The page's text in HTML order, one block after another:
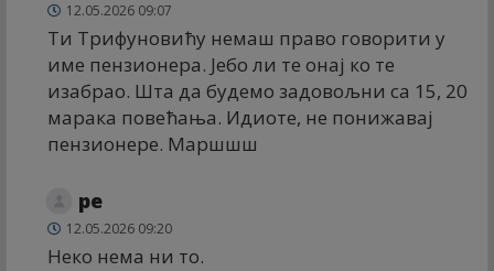
12.05.2026 09:07
Ти Трифуновићу немаш право говорити у
име пензионера. Јебо ли те онај ко те
изабрао. Шта да будемо задовољни са 15, 20
марака повећања. Идиоте, не понижавај
пензионере. Маршшш
ре
12.05.2026 09:20
Неко нема ни то.